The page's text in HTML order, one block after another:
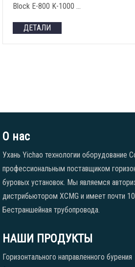
Block E-800 K-1000 …
ДЕТАЛИ
О нас
Ухань Yichao технологии оборудование
профессиональным поставщиком
буровых установок. Мы являемся
дистрибьютором XCMG и имеет почти
Бестраншейная трубопровода.
НАШИ ПРОДУКТЫ
Горизонтального направленного бурения